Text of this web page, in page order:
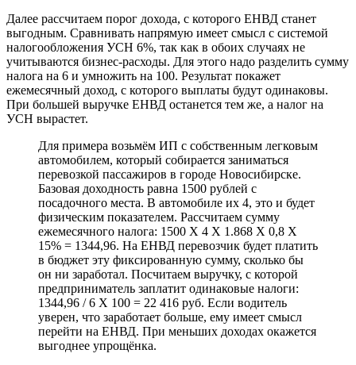
Далее рассчитаем порог дохода, с которого ЕНВД станет
выгодным. Сравнивать напрямую имеет смысл с системой
налогообложения УСН 6%, так как в обоих случаях не
учитываются бизнес-расходы. Для этого надо разделить сумму
налога на 6 и умножить на 100. Результат покажет
ежемесячный доход, с которого выплаты будут одинаковы.
При большей выручке ЕНВД останется тем же, а налог на
УСН вырастет.
Для примера возьмём ИП с собственным легковым
автомобилем, который собирается заниматься
перевозкой пассажиров в городе Новосибирске.
Базовая доходность равна 1500 рублей с
посадочного места. В автомобиле их 4, это и будет
физическим показателем. Рассчитаем сумму
ежемесячного налога: 1500 Х 4 Х 1.868 Х 0,8 Х
15% = 1344,96. На ЕНВД перевозчик будет платить
в бюджет эту фиксированную сумму, сколько бы
он ни заработал. Посчитаем выручку, с которой
предприниматель заплатит одинаковые налоги:
1344,96 / 6 Х 100 = 22 416 руб. Если водитель
уверен, что заработает больше, ему имеет смысл
перейти на ЕНВД. При меньших доходах окажется
выгоднее упрощёнка.